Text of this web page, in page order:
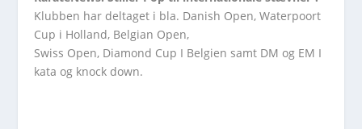
Klubben har deltaget i bla. Danish Open, Waterpoort
Cup i Holland, Belgian Open,
Swiss Open, Diamond Cup I Belgien samt DM og EM I
kata og knock down.